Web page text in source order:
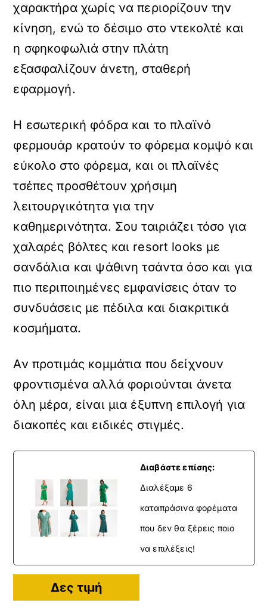
χαρακτήρα χωρίς να περιορίζουν την
κίνηση, ενώ το δέσιμο στο ντεκολτέ και
η σφηκοφωλιά στην πλάτη
εξασφαλίζουν άνετη, σταθερή
εφαρμογή.
Η εσωτερική φόδρα και το πλαϊνό
φερμουάρ κρατούν το φόρεμα κομψό και
εύκολο στο φόρεμα, και οι πλαϊνές
τσέπες προσθέτουν χρήσιμη
λειτουργικότητα για την
καθημερινότητα. Σου ταιριάζει τόσο για
χαλαρές βόλτες και resort looks με
σανδάλια και ψάθινη τσάντα όσο και για
πιο περιποιημένες εμφανίσεις όταν το
συνδυάσεις με πέδιλα και διακριτικά
κοσμήματα.
Αν προτιμάς κομμάτια που δείχνουν
φροντισμένα αλλά φοριούνται άνετα
όλη μέρα, είναι μια έξυπνη επιλογή για
διακοπές και ειδικές στιγμές.
Διαβάστε επίσης:
Διαλέξαμε 6
καταπράσινα φορέματα
που δεν θα ξέρεις ποιο
να επιλέξεις!
Δες τιμή